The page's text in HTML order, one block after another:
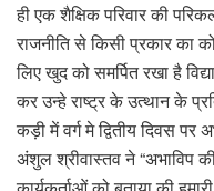
ही एक शैक्षिक परिवार की
राजनीति से किसी प्रकार का
लिए खुद को समर्पित रखा है
कर उन्हे राष्ट्र के उत्थान के
कड़ी में वर्ग मे द्वितीय दिवस
अंशुल श्रीवास्तव ने “अभाविप